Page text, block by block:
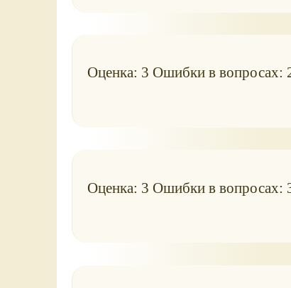
Оценка: 3 Ошибки в вопросах:
Оценка: 3 Ошибки в вопросах: